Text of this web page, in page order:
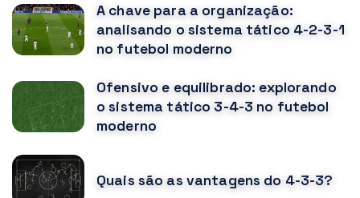
A chave para a organização:
analisando o sistema tático 4-2-3-1
no futebol moderno
Ofensivo e equilibrado: explorando
o sistema tático 3-4-3 no futebol
moderno
Quais são as vantagens do 4-3-3?